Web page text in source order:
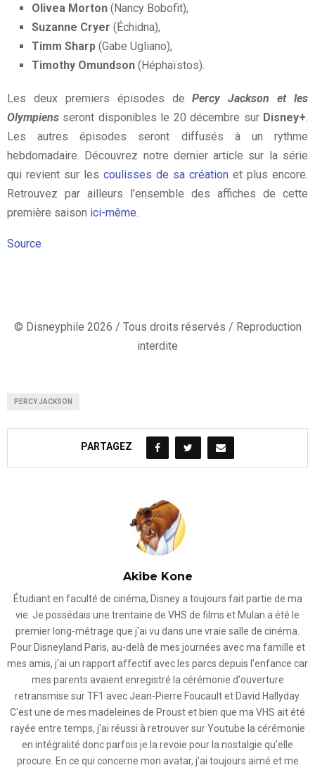
Olivea Morton (Nancy Bobofit),
Suzanne Cryer (Échidna),
Timm Sharp (Gabe Ugliano),
Timothy Omundson (Héphaïstos).
Les deux premiers épisodes dePercy Jackson et les
Olympiens seront disponibles le 20 décembre sur Disney+
Les autres épisodes seront diffusés à un rythme
hebdomadaire. Découvrez notre dernier article sur la série
qui revient sur les coulisses de sa création et plus encore.
Retrouvez par ailleurs l’ensemble des affiches de cette
première saison ici-même
Source
© Disneyphile 2026 / Tous droits réservés / Reproduction
interdite
PERCY JACKSON
PARTAGEZ
Akibe Kone
Étudiant en faculté de cinéma, Disney a toujours fait partie de ma
vie. Je possédais une trentaine de VHS de films et Mulan a été le
premier long-métrage que j'ai vu dans une vraie salle de cinéma.
Pour Disneyland Paris, au-delà de mes journées avec ma famille et
mes amis, j'ai un rapport affectif avec les parcs depuis l'enfance car
mes parents avaient enregistré la cérémonie d'ouverture
retransmise sur TF1 avec Jean-Pierre Foucault et David Hallyday.
C'est une de mes madeleines de Proust et bien que ma VHS ait été
rayée entre temps, j'ai réussi à retrouver sur Youtube la cérémonie
en intégralité donc parfois je la revoie pour la nostalgie qu'elle
procure. En ce qui concerne mon avatar, j'ai toujours aimé et me